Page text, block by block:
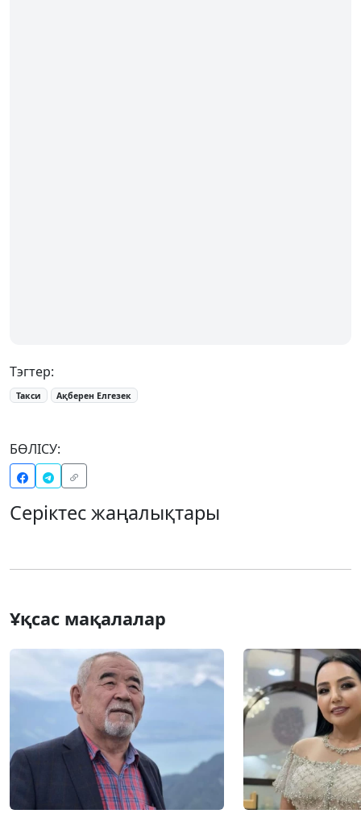
Тэгтер:
Такси Ақберен Елгезек
БӨЛІСУ:
Серіктес жаңалықтары
Ұқсас мақалалар